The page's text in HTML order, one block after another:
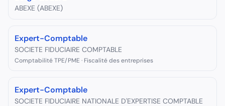
ABEXE (ABEXE)
Expert-Comptable
SOCIETE FIDUCIAIRE COMPTABLE
Comptabilité TPE/PME · Fiscalité des entreprises
Expert-Comptable
SOCIETE FIDUCIAIRE NATIONALE D'EXPERTISE COMPTABLE